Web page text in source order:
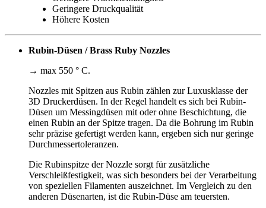
Geringere Druckqualität
Höhere Kosten
Rubin-Düsen / Brass Ruby Nozzles
→ max 550 ° C.
Nozzles mit Spitzen aus Rubin zählen zur Luxusklasse der
3D Druckerdüsen. In der Regel handelt es sich bei Rubin-
Düsen um Messingdüsen mit oder ohne Beschichtung, die
einen Rubin an der Spitze tragen. Da die Bohrung im Rubin
sehr präzise gefertigt werden kann, ergeben sich nur geringe
Durchmessertoleranzen.
Die Rubinspitze der Nozzle sorgt für zusätzliche
Verschleißfestigkeit, was sich besonders bei der Verarbeitung
von speziellen Filamenten auszeichnet. Im Vergleich zu den
anderen Düsenarten, ist die Rubin-Düse am teuersten.